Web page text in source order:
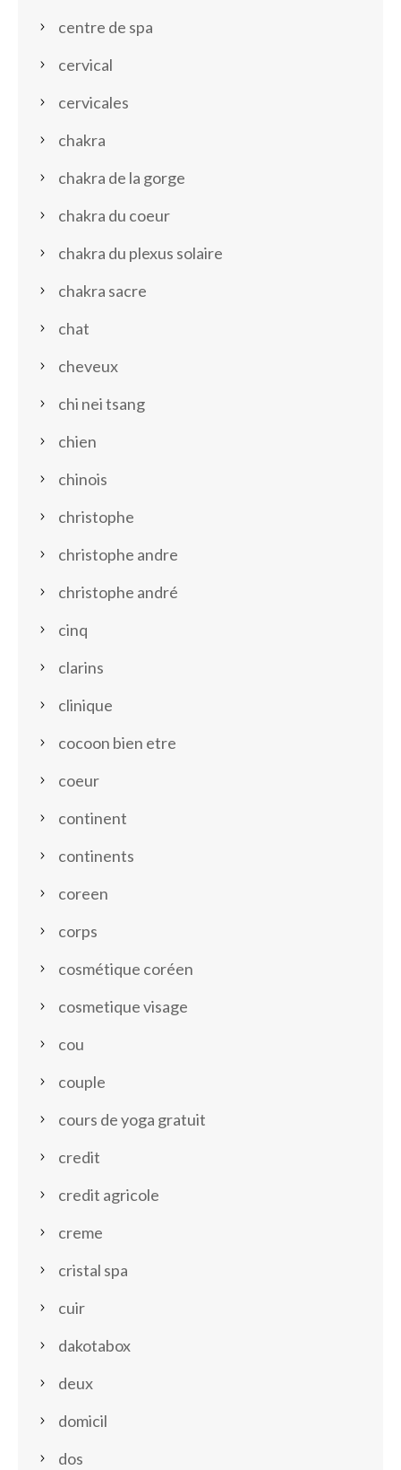
centre de spa
cervical
cervicales
chakra
chakra de la gorge
chakra du coeur
chakra du plexus solaire
chakra sacre
chat
cheveux
chi nei tsang
chien
chinois
christophe
christophe andre
christophe andré
cinq
clarins
clinique
cocoon bien etre
coeur
continent
continents
coreen
corps
cosmétique coréen
cosmetique visage
cou
couple
cours de yoga gratuit
credit
credit agricole
creme
cristal spa
cuir
dakotabox
deux
domicil
dos